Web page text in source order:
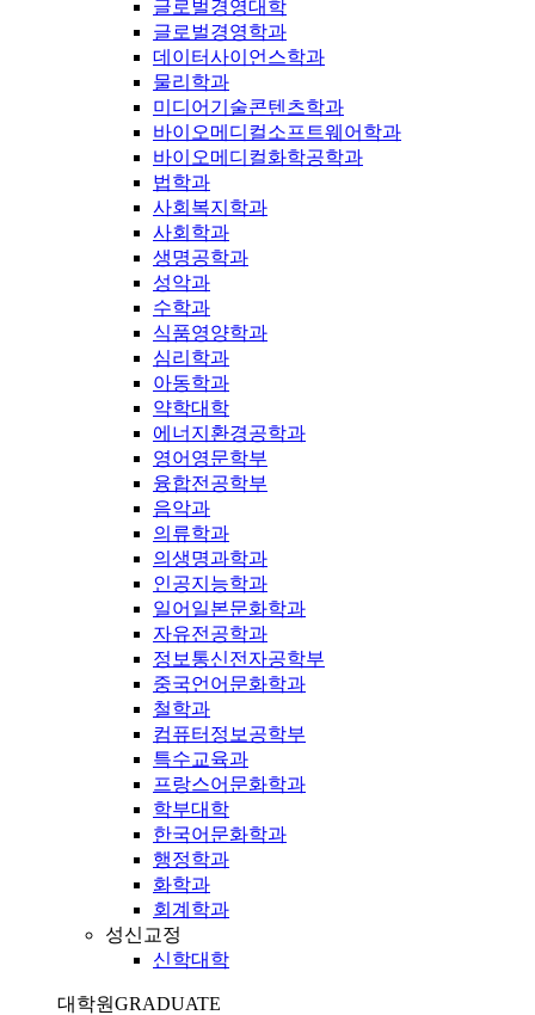
글로벌경영대학
글로벌경영학과
데이터사이언스학과
물리학과
미디어기술콘텐츠학과
바이오메디컬소프트웨어학과
바이오메디컬화학공학과
법학과
사회복지학과
사회학과
생명공학과
성악과
수학과
식품영양학과
심리학과
아동학과
약학대학
에너지환경공학과
영어영문학부
융합전공학부
음악과
의류학과
의생명과학과
인공지능학과
일어일본문화학과
자유전공학과
정보통신전자공학부
중국언어문화학과
철학과
컴퓨터정보공학부
특수교육과
프랑스어문화학과
학부대학
한국어문화학과
행정학과
화학과
회계학과
성신교정
신학대학
대학원GRADUATE